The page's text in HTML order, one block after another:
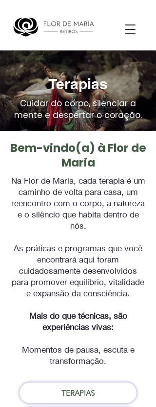
Terapias
Cuidar do corpo, silenciar a
mente e despertar o coração.
Bem-vindo(a) à Flor de
Maria
Na Flor de Maria, cada terapia é um
caminho de volta para casa, um
reencontro com o corpo, a natureza
e o silêncio que habita dentro de
nós.
As práticas e programas que você
encontrará aqui foram
cuidadosamente desenvolvidos
para promover equilíbrio, vitalidade
e expansão da consciência.
Mais do que técnicas, são
experiências vivas:
Momentos de pausa, escuta e
transformação.
TERAPIAS